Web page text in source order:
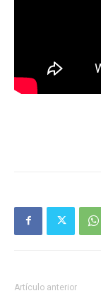
Artículo anterior